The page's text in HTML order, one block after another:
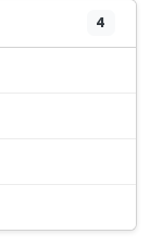
4